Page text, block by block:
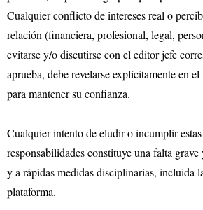
Cualquier conflicto de intereses real o
relación (financiera, profesional, legal,
evitarse y/o discutirse con el editor jefe
aprueba, debe revelarse explícitamente en
para mantener su confianza.
Cualquier intento de eludir o incumplir
responsabilidades constituye una falta
y a rápidas medidas disciplinarias, incluida
plataforma.